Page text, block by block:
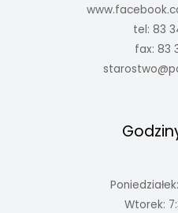
tel: 83
fax: 83
Wtorek: